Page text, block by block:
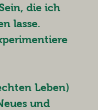
die ich
lasse.
Leben)
und